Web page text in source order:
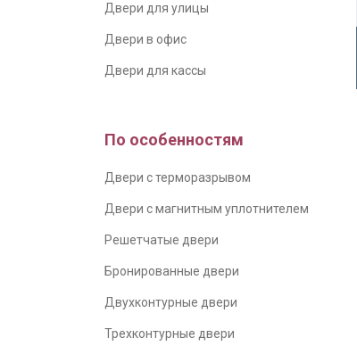
Двери для улицы
Двери в офис
Двери для кассы
По особенностям
Двери с терморазрывом
Двери с магнитным уплотнителем
Решетчатые двери
Бронированные двери
Двухконтурные двери
Трехконтурные двери